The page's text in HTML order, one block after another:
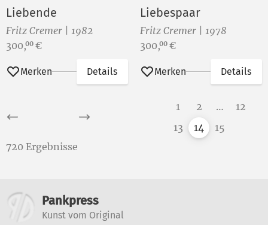
Liebende
Fritz Cremer | 1982
Preis:
300,00 €
Merken Details
Liebespaar
Fritz Cremer | 1978
Preis:
300,00 €
Merken Details
1 2 …
12
13
14
15
720 Ergebnisse
Weitere Informationen
Pankpress
Kunst vom Original